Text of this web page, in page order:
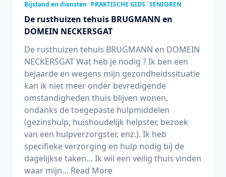
Bijstand en diensten PRAKTISCHE GIDS SENIOREN
De rusthuizen tehuis BRUGMANN en
DOMEIN NECKERSGAT
De rusthuizen tehuis BRUGMANN en DOMEIN
NECKERSGAT Wat heb je nodig ? Ik ben een
bejaarde en wegens mijn gezondheidssituatie
kan ik niet meer onder bevredigende
omstandigheden thuis blijven wonen,
ondanks de toegepaste hulpmiddelen
(gezinshulp, huishoudelijk helpster, bezoek
van een hulpverzorgster, enz.). Ik heb
specifieke verzorging en hulp nodig bij de
dagelijkse taken… Ik wil een veilig thuis vinden
waar mijn… Read More